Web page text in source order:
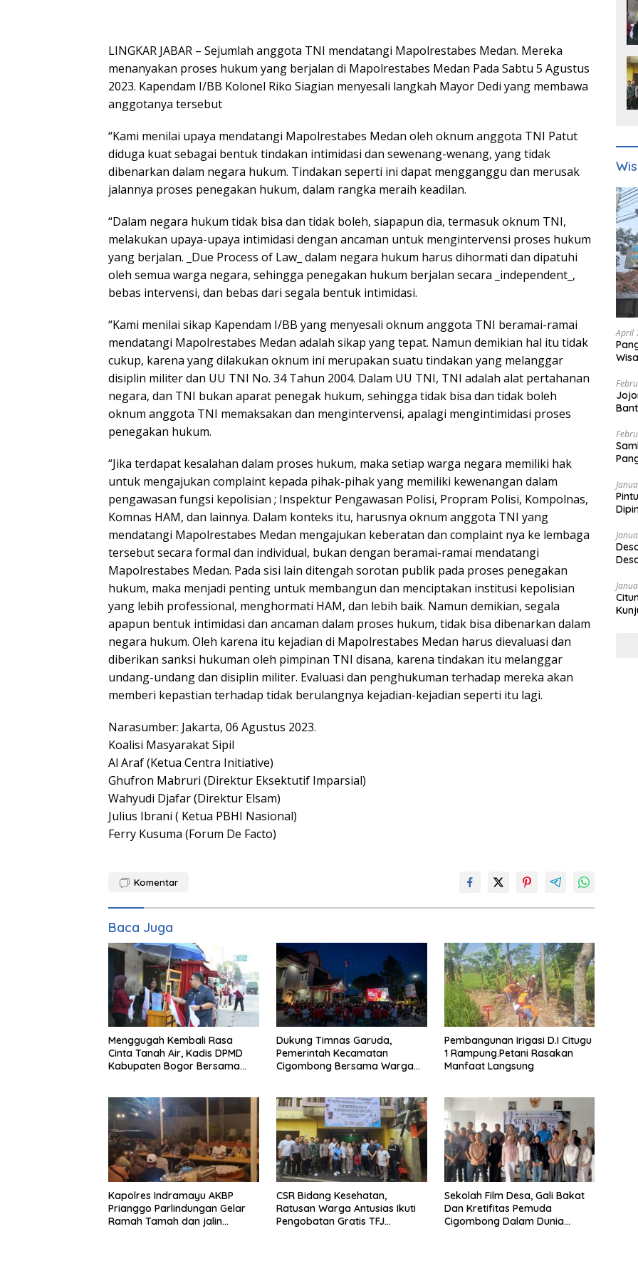
LINGKAR JABAR – Sejumlah anggota TNI mendatangi Mapolrestabes Medan. Mereka
menanyakan proses hukum yang berjalan di Mapolrestabes Medan Pada Sabtu 5 Agustus
2023. Kapendam I/BB Kolonel Riko Siagian menyesali langkah Mayor Dedi yang membawa
anggotanya tersebut
“Kami menilai upaya mendatangi Mapolrestabes Medan oleh oknum anggota TNI Patut
diduga kuat sebagai bentuk tindakan intimidasi dan sewenang-wenang, yang tidak
dibenarkan dalam negara hukum. Tindakan seperti ini dapat mengganggu dan merusak
jalannya proses penegakan hukum, dalam rangka meraih keadilan.
“Dalam negara hukum tidak bisa dan tidak boleh, siapapun dia, termasuk oknum TNI,
melakukan upaya-upaya intimidasi dengan ancaman untuk mengintervensi proses hukum
yang berjalan. _Due Process of Law_ dalam negara hukum harus dihormati dan dipatuhi
oleh semua warga negara, sehingga penegakan hukum berjalan secara _independent_,
bebas intervensi, dan bebas dari segala bentuk intimidasi.
“Kami menilai sikap Kapendam I/BB yang menyesali oknum anggota TNI beramai-ramai
mendatangi Mapolrestabes Medan adalah sikap yang tepat. Namun demikian hal itu tidak
cukup, karena yang dilakukan oknum ini merupakan suatu tindakan yang melanggar
disiplin militer dan UU TNI No. 34 Tahun 2004. Dalam UU TNI, TNI adalah alat pertahanan
negara, dan TNI bukan aparat penegak hukum, sehingga tidak bisa dan tidak boleh
oknum anggota TNI memaksakan dan mengintervensi, apalagi mengintimidasi proses
penegakan hukum.
“Jika terdapat kesalahan dalam proses hukum, maka setiap warga negara memiliki hak
untuk mengajukan complaint kepada pihak-pihak yang memiliki kewenangan dalam
pengawasan fungsi kepolisian ; Inspektur Pengawasan Polisi, Propram Polisi, Kompolnas,
Komnas HAM, dan lainnya. Dalam konteks itu, harusnya oknum anggota TNI yang
mendatangi Mapolrestabes Medan mengajukan keberatan dan complaint nya ke lembaga
tersebut secara formal dan individual, bukan dengan beramai-ramai mendatangi
Mapolrestabes Medan. Pada sisi lain ditengah sorotan publik pada proses penegakan
hukum, maka menjadi penting untuk membangun dan menciptakan institusi kepolisian
yang lebih professional, menghormati HAM, dan lebih baik. Namun demikian, segala
apapun bentuk intimidasi dan ancaman dalam proses hukum, tidak bisa dibenarkan dalam
negara hukum. Oleh karena itu kejadian di Mapolrestabes Medan harus dievaluasi dan
diberikan sanksi hukuman oleh pimpinan TNI disana, karena tindakan itu melanggar
undang-undang dan disiplin militer. Evaluasi dan penghukuman terhadap mereka akan
memberi kepastian terhadap tidak berulangnya kejadian-kejadian seperti itu lagi.
Narasumber: Jakarta, 06 Agustus 2023.
Koalisi Masyarakat Sipil
Al Araf (Ketua Centra Initiative)
Ghufron Mabruri (Direktur Eksektutif Imparsial)
Wahyudi Djafar (Direktur Elsam)
Julius Ibrani ( Ketua PBHI Nasional)
Ferry Kusuma (Forum De Facto)
Komentar
Baca Juga
Menggugah Kembali Rasa
Cinta Tanah Air, Kadis DPMD
Kabupaten Bogor Bersama
Masyarakat Dan Pengguna
Jalan.
Dukung Timnas Garuda,
Pemerintah Kecamatan
Cigombong Bersama Warga
Pembangunan Irigasi D.I Citugu
1 Rampung.Petani Rasakan
Manfaat Langsung
Kapolres Indramayu AKBP
Prianggo Parlindungan Gelar
Ramah Tamah dan jalin
CSR Bidang Kesehatan,
Ratusan Warga Antusias Ikuti
Pengobatan Gratis TFJ
Sekolah Film Desa, Gali Bakat
Dan Kretifitas Pemuda
Cigombong Dalam Dunia
April